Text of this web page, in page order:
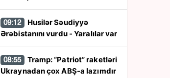
09:12
Ərəbistanını vurdu - Yaralılar var
08:55
Ukraynadan çox ABŞ-a lazımdır